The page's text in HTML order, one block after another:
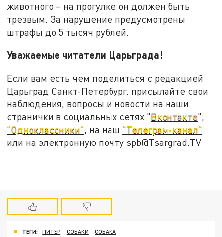
животного – на прогулке он должен быть
трезвым. За нарушение предусмотрены
штрафы до 5 тысяч рублей.
Уважаемые читатели Царьграда!
Если вам есть чем поделиться с редакцией
Царьград Санкт-Петербург, присылайте свои
наблюдения, вопросы и новости на наши
странички в социальных сетях "Вконтакте",
"Одноклассники" , на наш "Телеграм-канал"
или на электронную почту spb@Tsargrad.TV
ТЕГИ: ПИТЕР СОБАКИ СОБАКА